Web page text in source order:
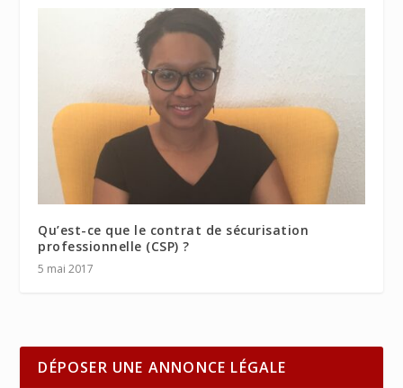
Qu’est-ce que le contrat de sécurisation
professionnelle (CSP) ?
5 mai 2017
DÉPOSER UNE ANNONCE LÉGALE